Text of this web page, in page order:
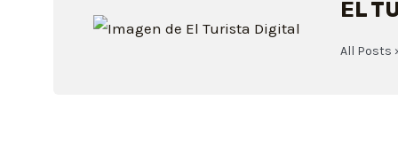
EL
All Posts